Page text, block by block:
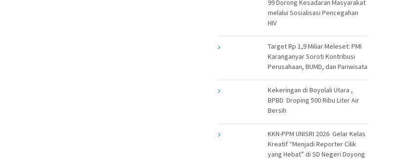
99 Dorong Kesadaran Masyarakat
melalui Sosialisasi Pencegahan
HIV
Target Rp 1,9 Miliar Meleset: PMI
Karanganyar Soroti Kontribusi
Perusahaan, BUMD, dan Pariwisata
Kekeringan di Boyolali Utara ,
BPBD Droping 500 Ribu Liter Air
Bersih
KKN-PPM UNISRI 2026 Gelar Kelas
Kreatif “Menjadi Reporter Cilik
yang Hebat” di SD Negeri Doyong